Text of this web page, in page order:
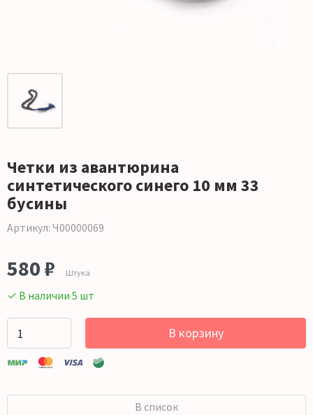
Четки из авантюрина
синтетического синего 10 мм 33
бусины
Артикул: Ч00000069
580 ₽ Штука
✓ В наличии 5 шт
В корзину
В список